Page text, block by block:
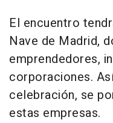
El encuentro
Nave de Madrid,
emprendedores,
corporaciones.
celebración, se
estas empresas.